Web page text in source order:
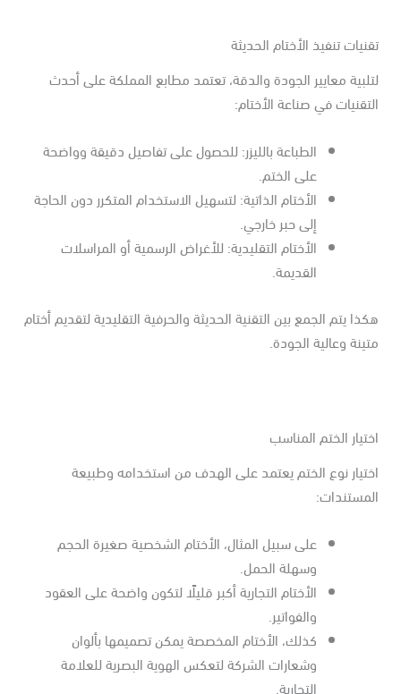
تنفيذ الأختام الحديثة
معايير الجودة والدقة، تعتمد مطابع المملكة على أحدث
في صناعة الأختام:
الطباعة بالليزر: للحصول على تفاصيل دقيقة وواضحة
على الختم.
الأختام الذاتية: لتسهيل الاستخدام المتكرر دون الحاجة
إلى حبر خارجي.
الأختام التقليدية: للأغراض الرسمية أو المراسلات
القديمة.
يتم الجمع بين التقنية الحديثة والحرفية التقليدية لتقديم أختام
وعالية الجودة.
الختم المناسب
نوع الختم يعتمد على الهدف من استخدامه وطبيعة
على سبيل المثال، الأختام الشخصية صغيرة الحجم
وسهلة الحمل.
الأختام التجارية أكبر قليلًا لتكون واضحة على العقود
والفواتير.
كذلك، الأختام المخصصة يمكن تصميمها بألوان
وشعارات الشركة لتعكس الهوية البصرية للعلامة
التجارية.